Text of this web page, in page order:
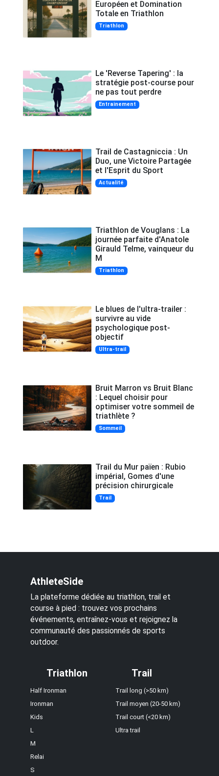
Européen et Domination
Totale en Triathlon
Triathlon
Le 'Reverse Tapering' : la
stratégie post-course pour
ne pas tout perdre
Entrainement
Trail de Castagniccia : Un
Duo, une Victoire Partagée
et l'Esprit du Sport
Actualité
Triathlon de Vouglans : La
journée parfaite d'Anatole
Girauld Telme, vainqueur du
M
Triathlon
Le blues de l'ultra-trailer :
survivre au vide
psychologique post-
objectif
Ultra-trail
Bruit Marron vs Bruit Blanc
: Lequel choisir pour
optimiser votre sommeil de
triathlète ?
Sommeil
Trail du Mur païen : Rubio
impérial, Gomes d'une
précision chirurgicale
Trail
AthleteSide
La plateforme dédiée au triathlon, trail et
course à pied : trouvez vos prochains
événements, entraînez-vous et rejoignez la
communauté des passionnés de sports
outdoor.
Triathlon
Half Ironman
Ironman
Kids
L
M
Relai
S
Trail
Trail long (>50 km)
Trail moyen (20-50 km)
Trail court (<20 km)
Ultra trail